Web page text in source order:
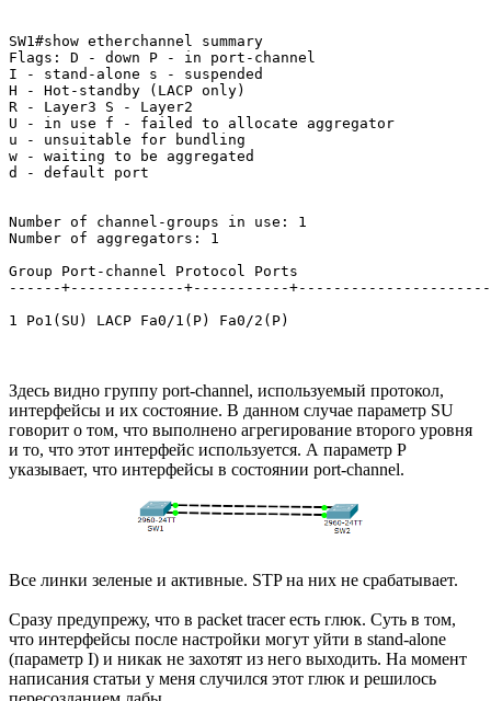
SW1#show etherchannel summary
Flags: D - down P - in port-channel
I - stand-alone s - suspended
H - Hot-standby (LACP only)
R - Layer3 S - Layer2
U - in use f - failed to allocate aggregator
u - unsuitable for bundling
w - waiting to be aggregated
d - default port
Number of channel-groups in use: 1
Number of aggregators: 1
Group Port-channel Protocol Ports
------+-------------+-----------
1 Po1(SU) LACP Fa0/1(P) Fa0/2(P)
Здесь видно группу port-channel, используемый протокол,
интерфейсы и их состояние. В данном случае параметр SU
говорит о том, что выполнено агрегирование второго уровня
и то, что этот интерфейс используется. А параметр P
указывает, что интерфейсы в состоянии port-channel.
Все линки зеленые и активные. STP на них не срабатывает.
Сразу предупрежу, что в packet tracer есть глюк. Суть в том,
что интерфейсы после настройки могут уйти в stand-alone
(параметр I) и никак не захотят из него выходить. На момент
написания статьи у меня случился этот глюк и решилось